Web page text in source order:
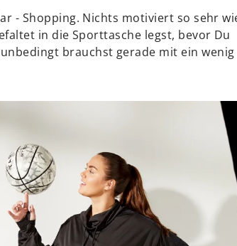
- Shopping. Nichts motiviert so sehr
in die Sporttasche legst, bevor Du
brauchst gerade mit ein wenig